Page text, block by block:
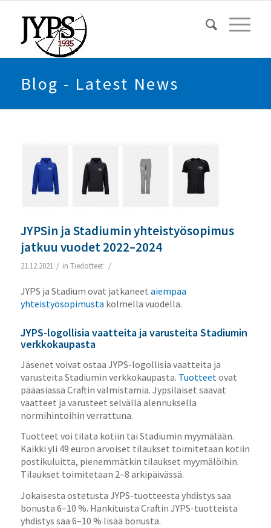
Blog - Latest News
JYPSin ja Stadiumin yhteistyösopimus
jatkuu vuodet 2022–2024
21.12.2021 / in Tiedotteet /
JYPS ja Stadium ovat jatkaneet aiempaa
yhteistyösopimusta kolmella vuodella.
JYPS-logollisia vaatteita ja varusteita Stadiumin
verkkokaupasta
Jäsenet voivat ostaa JYPS-logollisia vaatteita ja
varusteita Stadiumin verkkokaupasta. Tuotteet ovat
pääasiassa Craftin valmistamia. Jypsiläiset saavat
vaatteet ja varusteet selvällä alennuksella
normihintoihin verrattuna.
Tuotteet voi tilata kotiin tai Stadiumin myymälään.
Kaikki yli 49 euron arvoiset tilaukset toimitetaan kotiin
postikuluitta, pienemmätkin tilaukset myymälöihin.
Tilaukset toimitetaan 2–8 arkipäivässä.
Jokaisesta ostetusta JYPS-tuotteesta yhdistys saa
bonusta 6–10 %. Hankituista Craftin JYPS-tuotteista
yhdistys saa 6–10 % lisää bonusta.